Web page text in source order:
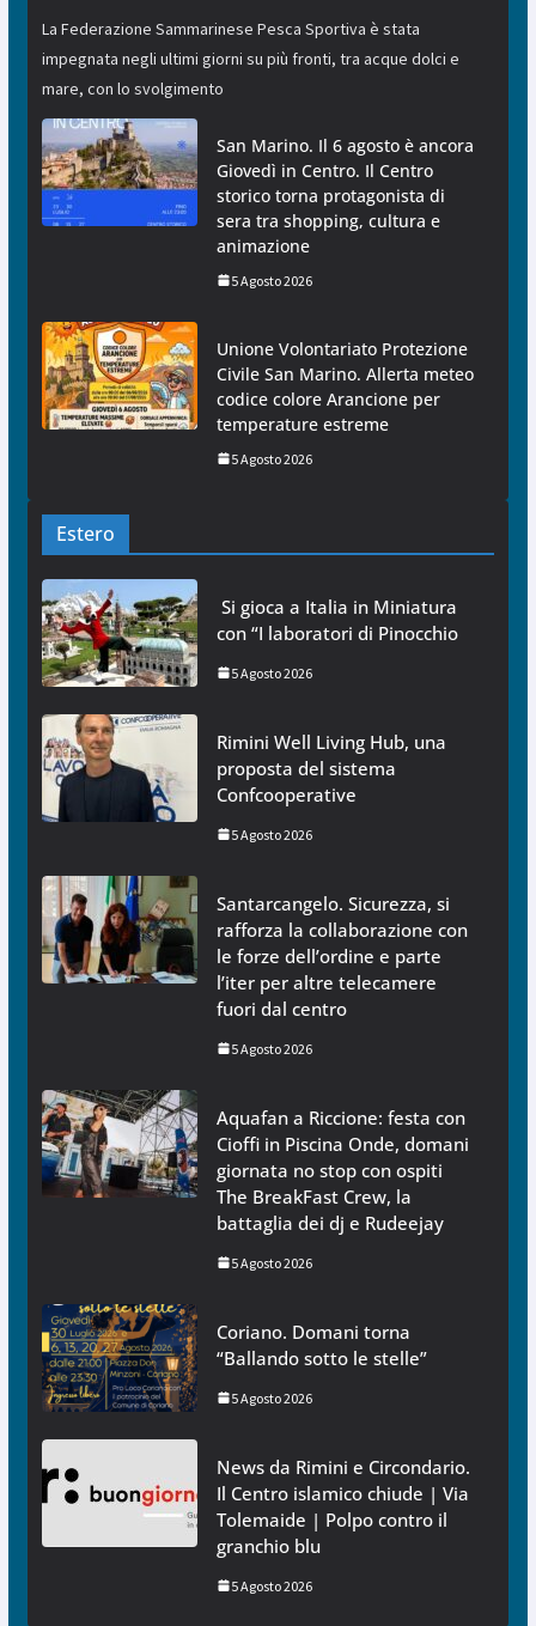
La Federazione Sammarinese Pesca Sportiva è stata
impegnata negli ultimi giorni su più fronti, tra acque dolci e
mare, con lo svolgimento
San Marino. Il 6 agosto è ancora
Giovedì in Centro. Il Centro
storico torna protagonista di
sera tra shopping, cultura e
animazione
5 Agosto 2026
Unione Volontariato Protezione
Civile San Marino. Allerta meteo
codice colore Arancione per
temperature estreme
5 Agosto 2026
Estero
Si gioca a Italia in Miniatura
con “I laboratori di Pinocchio
5 Agosto 2026
Rimini Well Living Hub, una
proposta del sistema
Confcooperative
5 Agosto 2026
Santarcangelo. Sicurezza, si
rafforza la collaborazione con
le forze dell’ordine e parte
l’iter per altre telecamere
fuori dal centro
5 Agosto 2026
Aquafan a Riccione: festa con
Cioffi in Piscina Onde, domani
giornata no stop con ospiti
The BreakFast Crew, la
battaglia dei dj e Rudeejay
5 Agosto 2026
Coriano. Domani torna
“Ballando sotto le stelle”
5 Agosto 2026
News da Rimini e Circondario.
Il Centro islamico chiude | Via
Tolemaide | Polpo contro il
granchio blu
5 Agosto 2026